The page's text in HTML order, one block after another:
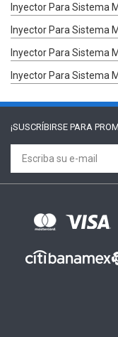
Inyector Para Sistema
Inyector Para Sistema
Inyector Para Sistema
Inyector Para Sistema
¡SUSCRÍBIRSE PARA